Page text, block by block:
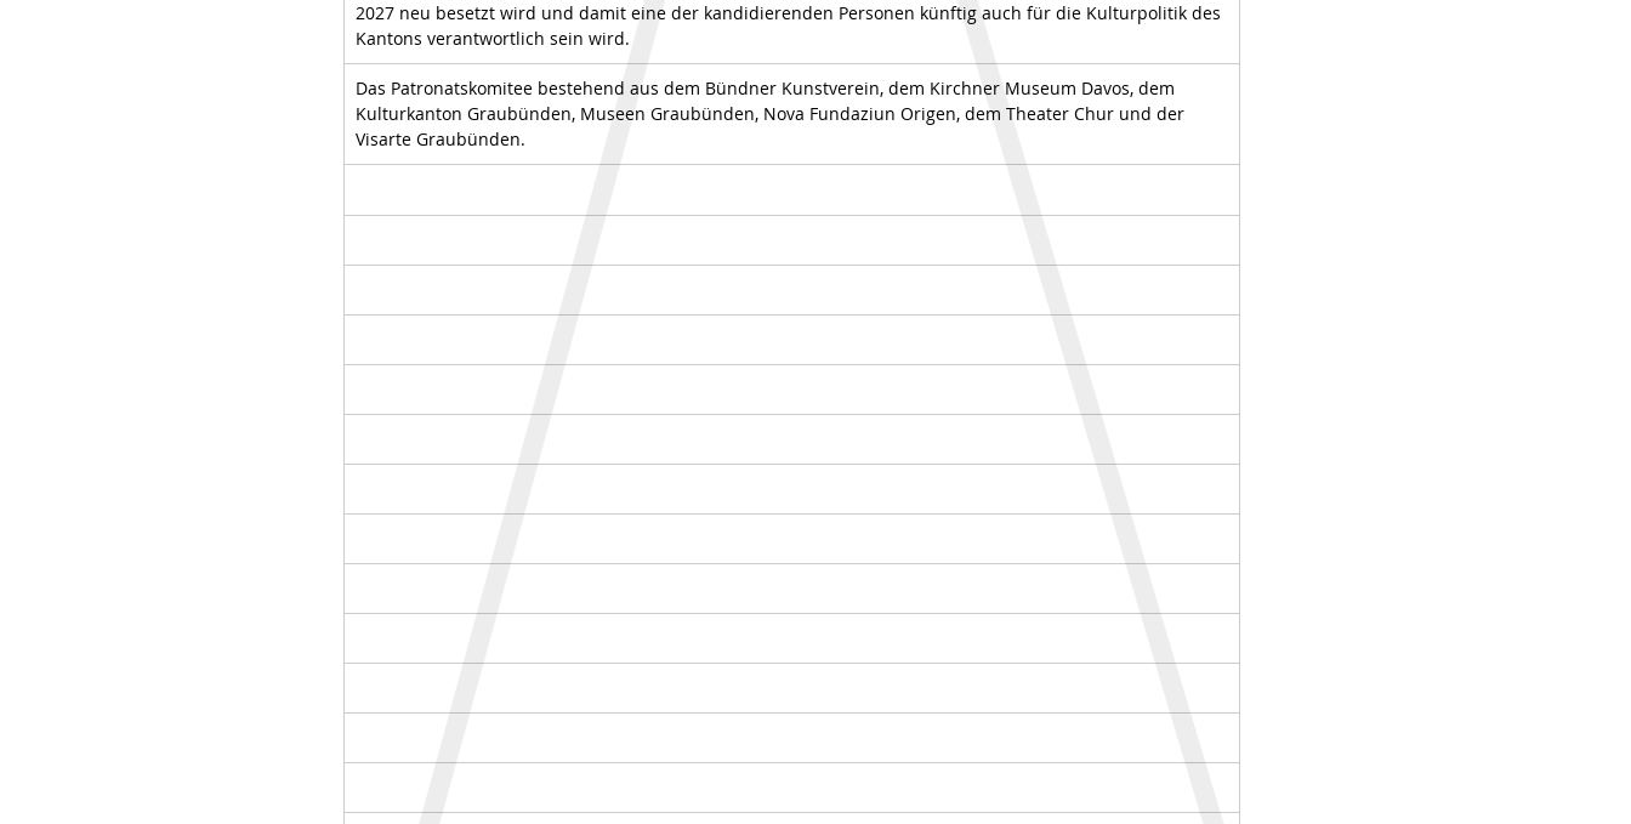
2027 neu besetzt wird und damit eine der kandidierenden Personen künftig auch für die Kulturpolitik des
Kantons verantwortlich sein wird.
Das Patronatskomitee bestehend aus dem Bündner Kunstverein, dem Kirchner Museum Davos, dem
Kulturkanton Graubünden, Museen Graubünden, Nova Fundaziun Origen, dem Theater Chur und der
Visarte Graubünden.